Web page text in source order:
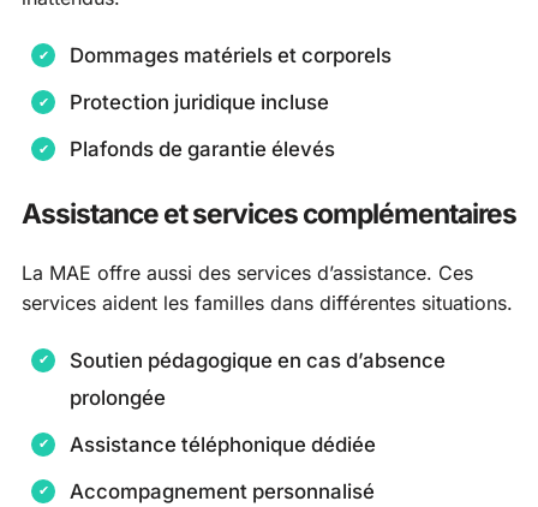
Dommages matériels et corporels
Protection juridique incluse
Plafonds de garantie élevés
Assistance et services complémentaires
La MAE offre aussi des services d’assistance. Ces
services aident les familles dans différentes situations.
Soutien pédagogique en cas d’absence
prolongée
Assistance téléphonique dédiée
Accompagnement personnalisé